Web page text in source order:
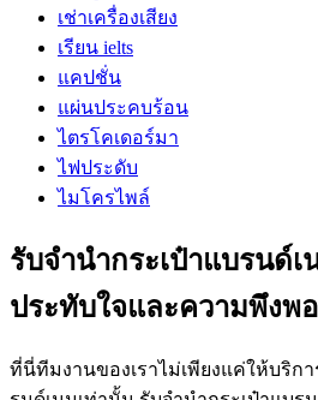
เช่าเครื่องเสียง
เรียน ielts
แคปชั่น
แผ่นประคบร้อน
ไตรโคเดอร์มา
ไฟประดับ
ไมโครไพล์
รับจำนำกระเป๋าแบรนด์เ
ประทับใจและความพึงพ
ที่นี่ทีมงานของเราไม่เพียงแค่ให้บริก